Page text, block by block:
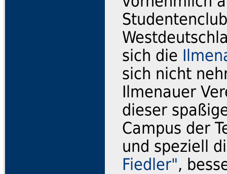
sich die
sich nicht
Ilmenauer
dieser
Campus der
und speziell
Fiedler",